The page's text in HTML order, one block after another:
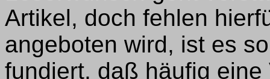
Artikel, doch fehlen
angeboten wird, ist es
fundiert, daß häufig